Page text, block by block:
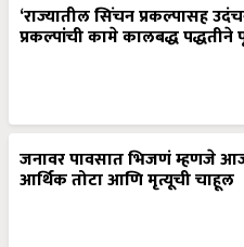
‘राज्यातील सिंचन प्रकल्पासह
प्रकल्पांची कामे कालबद्ध पद्धतीने
जनावर पावसात भिजणं म्हणजे
आर्थिक तोटा आणि मृत्यूची चाहूल